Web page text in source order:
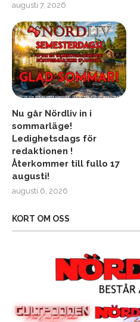
augusti 7, 2026
Nu går Nördliv in i
sommarläge!
Ledighetsdags för
redaktionen !
Återkommer till fullo 17
augusti!
augusti 6, 2026
KORT OM OSS